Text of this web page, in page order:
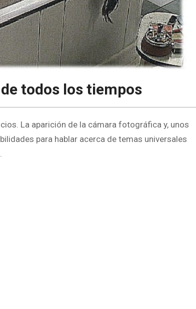
todos los tiempos
La aparición de la cámara fotográfica y, unos
para hablar acerca de temas universales